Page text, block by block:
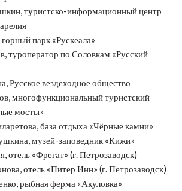
туристско-информационный центр
парк «Рускеала»
туроператор по Соловкам «Русский
Русское вездеходное общество
многофункциональный туристский
мосты»
база отдыха «Чёрные камни»
музей-заповедник «Кижи»
отель «Фрегат» (г. Петрозаводск)
отель «Питер Инн» (г. Петрозаводск)
рыбная ферма «Акуловка»